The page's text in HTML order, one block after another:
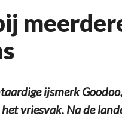
ijsmerk
vriesvak. Na de